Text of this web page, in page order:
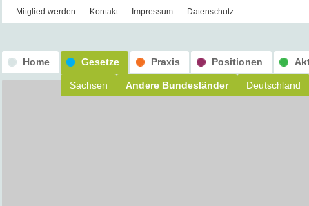
Mitglied werden Kontakt Impressum Datenschutz
Home Gesetze
Sachsen Andere Bundesländer Deutschland
Praxis Positionen